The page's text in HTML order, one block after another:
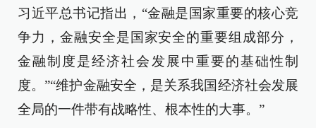
习近平总书记指出，“金融是国家重要的核心竞
争力，金融安全是国家安全的重要组成部分，
金融制度是经济社会发展中重要的基础性制
度。”“维护金融安全，是关系我国经济社会发展
全局的一件带有战略性、根本性的大事。”